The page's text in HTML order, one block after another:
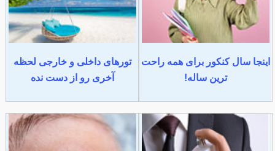
اینجا سال کنکور برای همه راحت
ترین ساله!
تورهای داخلی و خارجی لحظه
آخری رو از دست نده